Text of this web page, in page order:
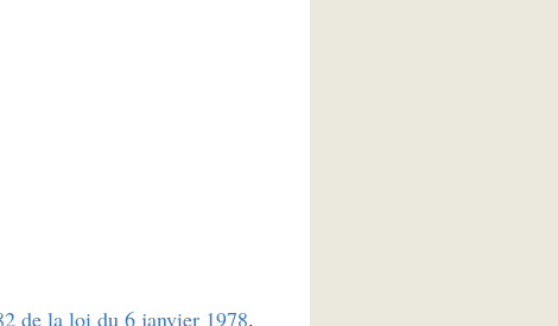
de la loi du 6 janvier 1978.